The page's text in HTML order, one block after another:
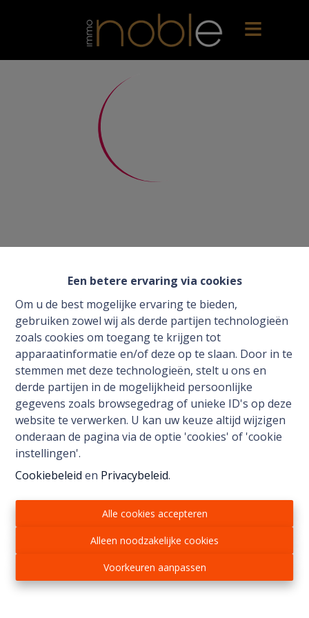
Een betere ervaring via cookies
Om u de best mogelijke ervaring te bieden,
gebruiken zowel wij als derde partijen technologieën
zoals cookies om toegang te krijgen tot
apparaatinformatie en/of deze op te slaan. Door in te
stemmen met deze technologieën, stelt u ons en
derde partijen in de mogelijkheid persoonlijke
gegevens zoals browsegedrag of unieke ID's op deze
website te verwerken. U kan uw keuze altijd wijzigen
onderaan de pagina via de optie 'cookies' of 'cookie
instellingen'.
Cookiebeleid en Privacybeleid.
Alle cookies accepteren
Alleen noodzakelijke cookies
Voorkeuren aanpassen
Kuringersteenweg 517